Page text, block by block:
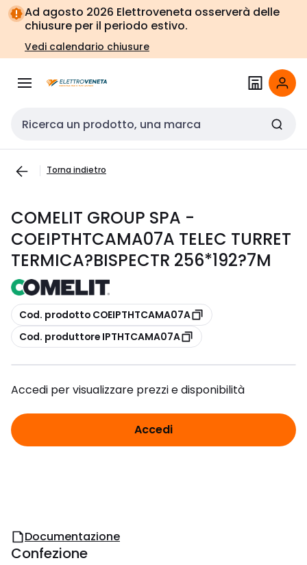
Vai alla
navigazione
Vai
alla
pagina
Ad agosto 2026 Elettroveneta osserverà delle
chiusure per il periodo estivo.
Vedi calendario chiusure
Cerca input
Torna indietro
COMELIT GROUP SPA -
COEIPTHTCAMA07A TELEC TURRET
TERMICA?BISPECTR 256*192?7M
copia
Cod. prodotto COEIPTHTCAMA07A
copia
Cod. produttore IPTHTCAMA07A
Accedi per visualizzare prezzi e disponibilità
Accedi
Documentazione
Confezione